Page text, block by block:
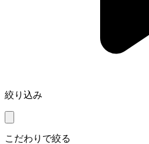
絞り込み
こだわりで絞る